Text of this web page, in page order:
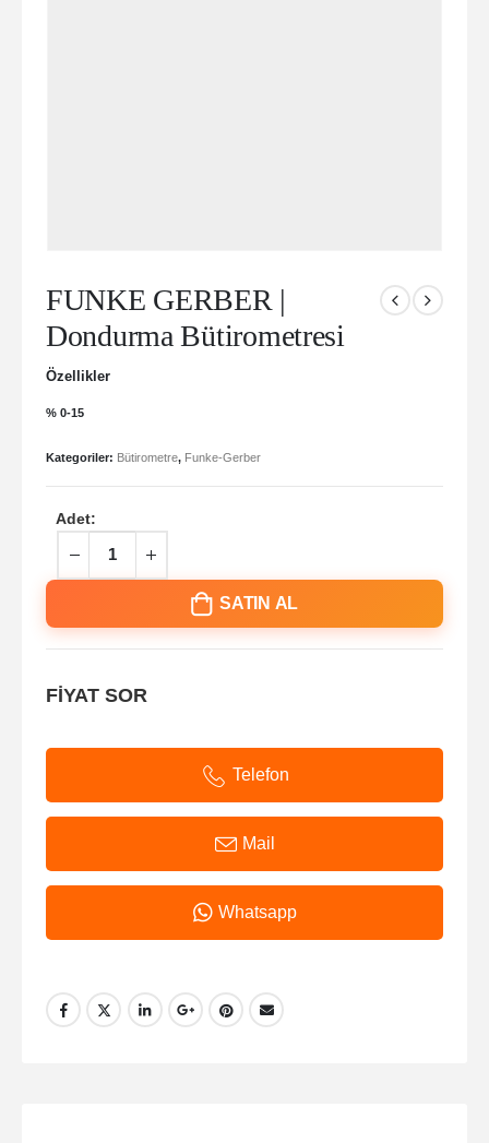
FUNKE GERBER |
Dondurma Bütirometresi
Özellikler
% 0-15
Kategoriler: Bütirometre, Funke-Gerber
Adet:
SATIN AL
FİYAT SOR
Telefon
Mail
Whatsapp